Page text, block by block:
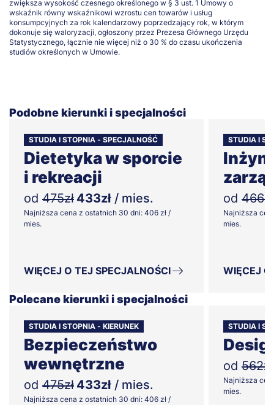
zwiększa wysokość czesnego określonego w § 3 ust. 1 Umowy o
wskaźnik równy wskaźnikowi wzrostu cen towarów i usług
konsumpcyjnych za rok kalendarzowy poprzedzający rok, w którym
dokonuje się waloryzacji, ogłoszony przez Prezesa Głównego Urzędu
Statystycznego, łącznie nie więcej niż o 30 % do czasu ukończenia
studiów określonych w Umowie.
Podobne kierunki i specjalności
STUDIA I STOPNIA - SPECJALNOŚĆ
Dietetyka w sporcie
i rekreacji
od 475zł 433zł / mies.
Najniższa cena z ostatnich 30 dni: 406 zł /
mies.
WIĘCEJ O TEJ SPECJALNOŚCI
STUDIA I
od 466zł
Najniższa
mies.
WIĘCEJ
Polecane kierunki i specjalności
STUDIA I STOPNIA - KIERUNEK
Bezpieczeństwo
wewnętrzne
od 475zł 433zł / mies.
Najniższa cena z ostatnich 30 dni: 406 zł /
STUDIA I
od 562zł
Najniższa
mies.